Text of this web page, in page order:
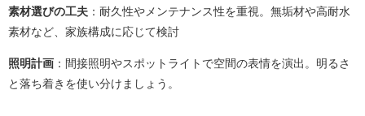
素材選びの工夫 ：耐久性やメンテナンス性を重視。無垢材や高耐水
素材など、家族構成に応じて検討
照明計画 ：間接照明やスポットライトで空間の表情を演出。明るさ
と落ち着きを使い分けましょう。